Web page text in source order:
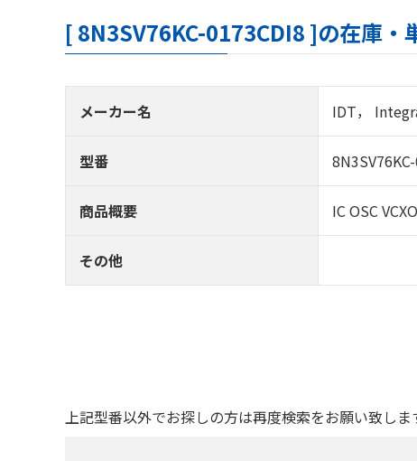
[ 8N3SV76KC-0173CDI8 ]の在庫・
メーカー名 IDT，
型番
商品概要 IC OSC
その他
上記型番以外でお探しの方は再度検索をお願い致しま